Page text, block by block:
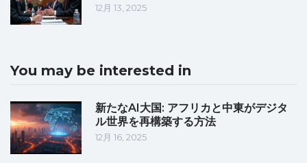
12月 13, 2025
You may be interested in
新たなAI大国: アフリカと中東がデジタ
ル世界を再構築する方法
12月 16, 2025